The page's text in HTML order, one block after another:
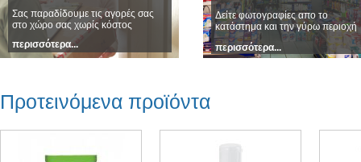
Σας παραδίδουμε τις αγορές σας
στο χώρο σας χωρίς κόστος
περισσότερα...
Δείτε φωτογραφίες απο το
κατάστημα και την γύρω περιοχή
περισσότερα...
Προτεινόμενα προϊόντα